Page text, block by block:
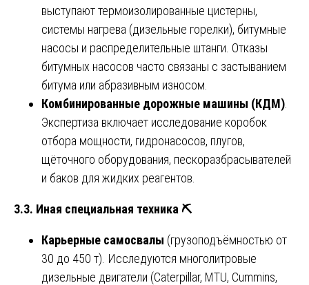
выступают термоизолированные цистерны,
системы нагрева (дизельные горелки), битумные
насосы и распределительные штанги. Отказы
битумных насосов часто связаны с застыванием
битума или абразивным износом.
Комбинированные дорожные машины (КДМ)
Экспертиза включает исследование коробок
отбора мощности, гидронасосов, плугов,
щёточного оборудования, пескоразбрасывателей
и баков для жидких реагентов.
3.3. Иная специальная техника ⛏️
Карьерные самосвалы (грузоподъёмностью от
30 до 450 т). Исследуются многолитровые
дизельные двигатели (Caterpillar, MTU, Cummins,